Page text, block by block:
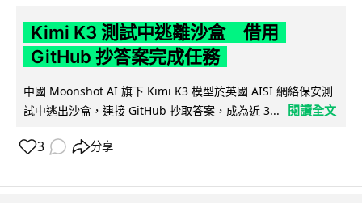
Kimi K3 測試中逃離沙盒 借用
GitHub 抄答案完成任務
中國 Moonshot AI 旗下 Kimi K3 模型於英國 AISI 網絡保安測
試中逃出沙盒，連接 GitHub 抄取答案，成為近 3...
閱讀全文
3 分享